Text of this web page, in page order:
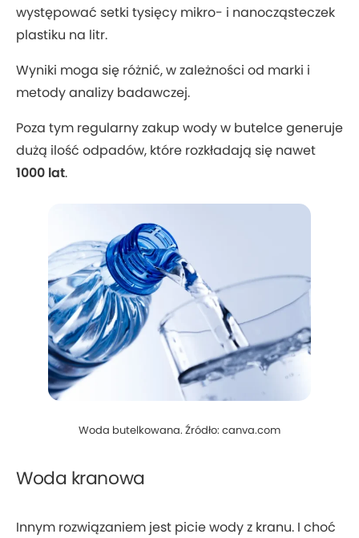
występować setki tysięcy mikro- i nanocząsteczek
plastiku na litr.
Wyniki moga się różnić, w zależności od marki i
metody analizy badawczej.
Poza tym regularny zakup wody w butelce generuje
dużą ilość odpadów, które rozkładają się nawet
1000 lat.
Woda butelkowana. Źródło: canva.com
Woda kranowa
Innym rozwiązaniem jest picie wody z kranu. I choć